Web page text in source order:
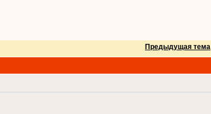
Предыдущая тема